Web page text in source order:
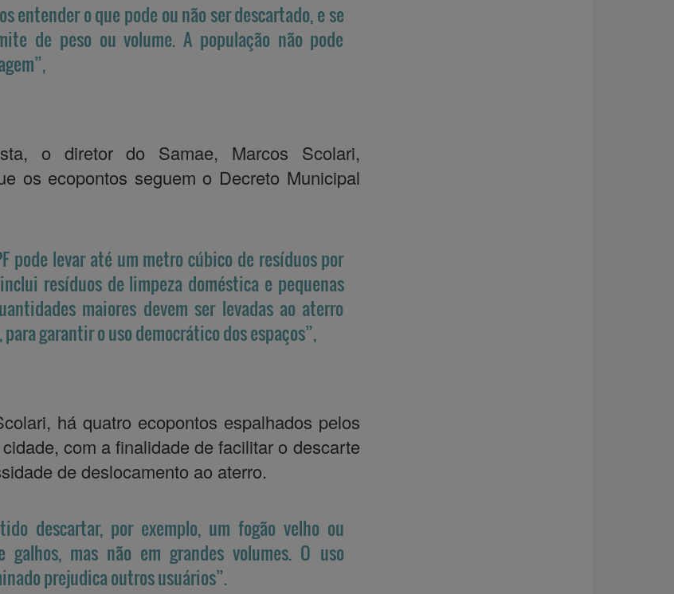
entender o que pode ou não ser descartado, e se
de peso ou volume. A população não pode
o diretor do Samae, Marcos Scolari,
os ecopontos seguem o Decreto Municipal
pode levar até um metro cúbico de resíduos por
resíduos de limpeza doméstica e pequenas
maiores devem ser levadas ao aterro
garantir o uso democrático dos espaços”,
há quatro ecopontos espalhados pelos
com a finalidade de facilitar o descarte
de deslocamento ao aterro.
descartar, por exemplo, um fogão velho ou
galhos, mas não em grandes volumes. O uso
prejudica outros usuários”.